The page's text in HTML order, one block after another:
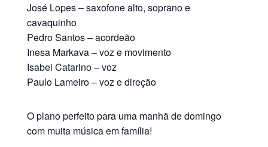
José Lopes – saxofone alto, soprano e
cavaquinho
Pedro Santos – acordeão
Inesa Markava – voz e movimento
Isabel Catarino – voz
Paulo Lameiro – voz e direção
O plano perfeito para uma manhã de domingo
com muita música em família!